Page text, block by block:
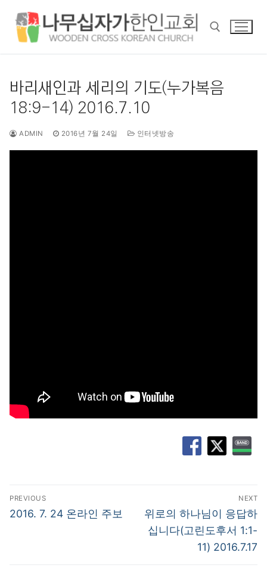
바리새인과 세리의 기도(누가복음
18:9-14) 2016.7.10
ADMIN 2016년 7월 24일 인터넷방송
글
탐
PREVIOUS
Previous
2016. 7. 24 온라인 주보
NEXT
Next
post:
위로의 하나님이 응답하
십니다(고린도후서 1:1-
11) 2016.7.17